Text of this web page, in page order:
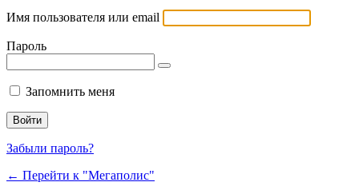
Имя пользователя или email
Пароль
Запомнить меня
Забыли пароль?
← Перейти к "Мегаполис"